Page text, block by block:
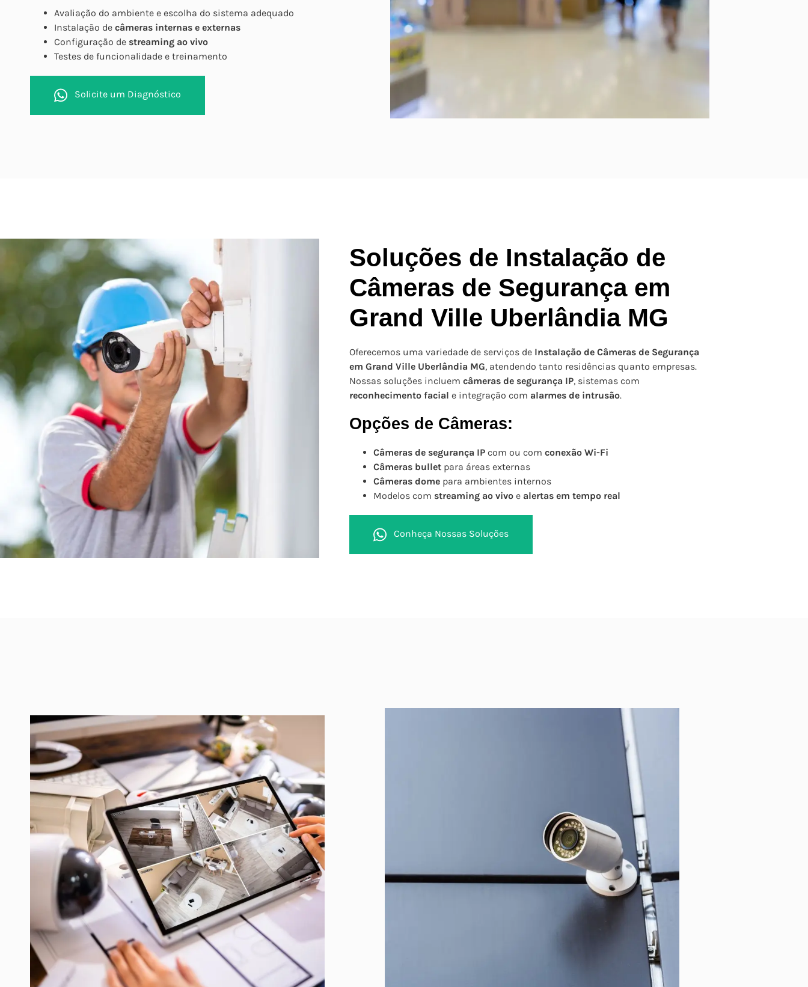
Avaliação do ambiente e escolha do sistema adequado
Instalação de câmeras internas e externas
Configuração de streaming ao vivo
Testes de funcionalidade e treinamento
Solicite um Diagnóstico
Soluções de Instalação de
Câmeras de Segurança em
Grand Ville Uberlândia MG
Oferecemos uma variedade de serviços de Instalação de Câmeras de Segurança
em Grand Ville Uberlândia MG, atendendo tanto residências quanto empresas.
Nossas soluções incluem câmeras de segurança IP, sistemas com
reconhecimento facial e integração com alarmes de intrusão.
Opções de Câmeras:
Câmeras de segurança IP com ou com conexão Wi-Fi
Câmeras bullet para áreas externas
Câmeras dome para ambientes internos
Modelos com streaming ao vivo e alertas em tempo real
Conheça Nossas Soluções